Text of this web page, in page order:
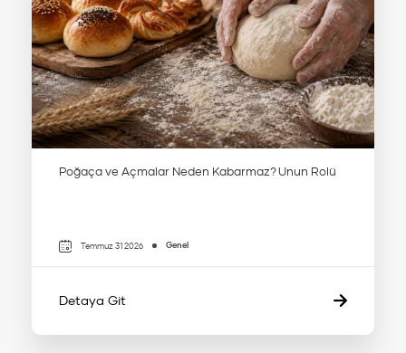
Poğaça ve Açmalar Neden Kabarmaz? Unun Rolü
Temmuz 31 2026 Genel
Detaya Git